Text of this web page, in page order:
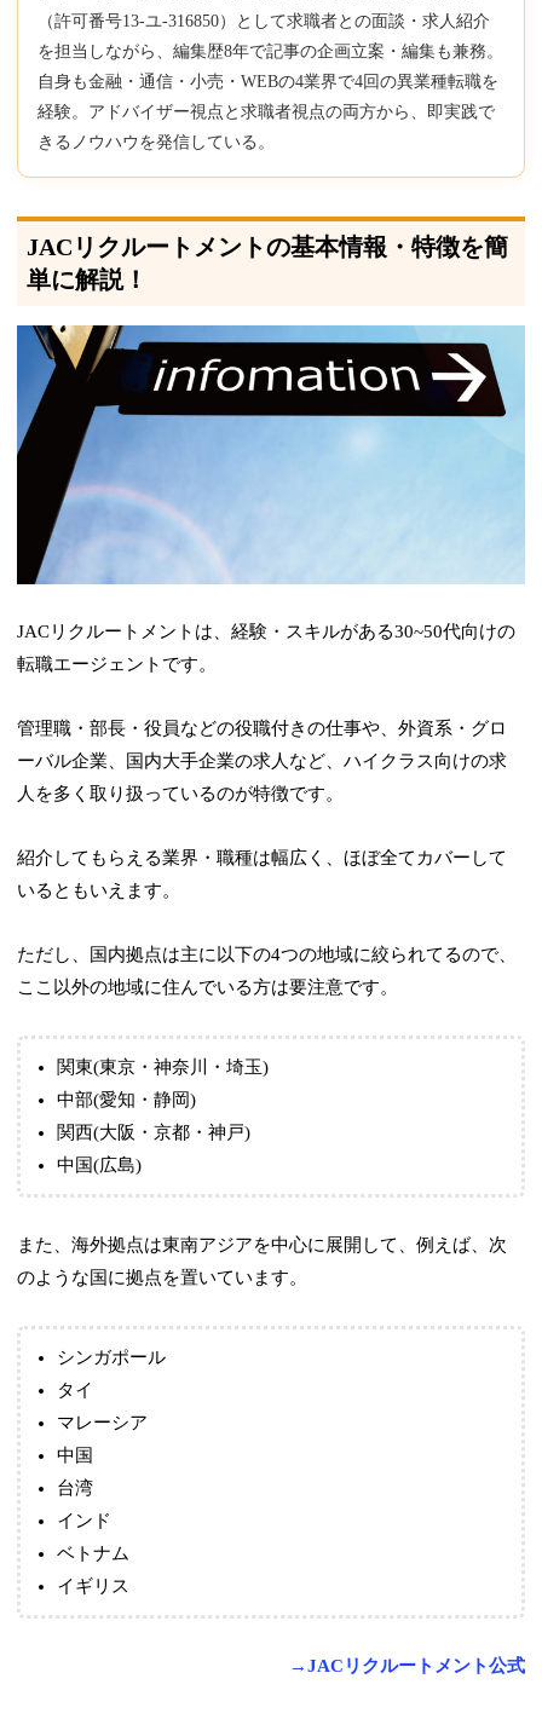
（許可番号13-ユ-316850）として求職者との面談・求人紹介
を担当しながら、編集歴8年で記事の企画立案・編集も兼務。
自身も金融・通信・小売・WEBの4業界で4回の異業種転職を
経験。アドバイザー視点と求職者視点の両方から、即実践で
きるノウハウを発信している。
JACリクルートメントの基本情報・特徴を簡
単に解説！
JACリクルートメントは、経験・スキルがある30~50代向けの
転職エージェントです。
管理職・部長・役員などの役職付きの仕事や、外資系・グロ
ーバル企業、国内大手企業の求人など、ハイクラス向けの求
人を多く取り扱っているのが特徴です。
紹介してもらえる業界・職種は幅広く、ほぼ全てカバーして
いるともいえます。
ただし、国内拠点は主に以下の4つの地域に絞られてるので、
ここ以外の地域に住んでいる方は要注意です。
関東(東京・神奈川・埼玉)
中部(愛知・静岡)
関西(大阪・京都・神戸)
中国(広島)
また、海外拠点は東南アジアを中心に展開して、例えば、次
のような国に拠点を置いています。
シンガポール
タイ
マレーシア
中国
台湾
インド
ベトナム
イギリス
→JACリクルートメント公式